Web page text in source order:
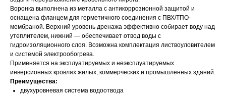
Воронка выполнена из металла с антикоррозионной защитой и
оснащена фланцем для герметичного соединения с ПВХ/ТПО-
мембраной. Верхний уровень дренажа эффективно собирает воду над
утеплителем, нижний — обеспечивает отвод воды с
гидроизоляционного слоя. Возможна комплектация листвоуловителем
и системой электрообогрева.
Применяется на эксплуатируемых и неэксплуатируемых
инверсионных кровлях жилых, коммерческих и промышленных зданий.
Преимущества:
двухуровневая система водоотвода